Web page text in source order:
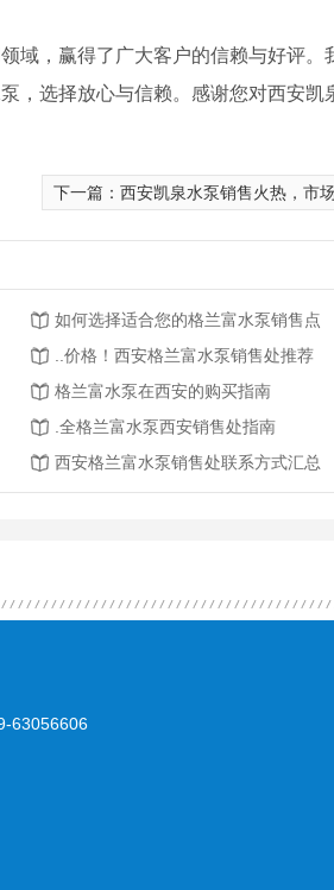
域，赢得了广大客户的信赖与好评。
，选择放心与信赖。感谢您对西安凯
下一篇： 西安凯泉水泵销售火热，市
如何选择适合您的格兰富水泵销售点
..价格！西安格兰富水泵销售处推荐
格兰富水泵在西安的购买指南
.全格兰富水泵西安销售处指南
西安格兰富水泵销售处联系方式汇总
63056606